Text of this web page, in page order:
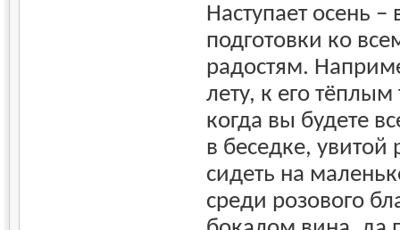
Наступает осень
подготовки ко
радостям.
лету, к его
когда вы будете
в беседке,
сидеть на
среди розового